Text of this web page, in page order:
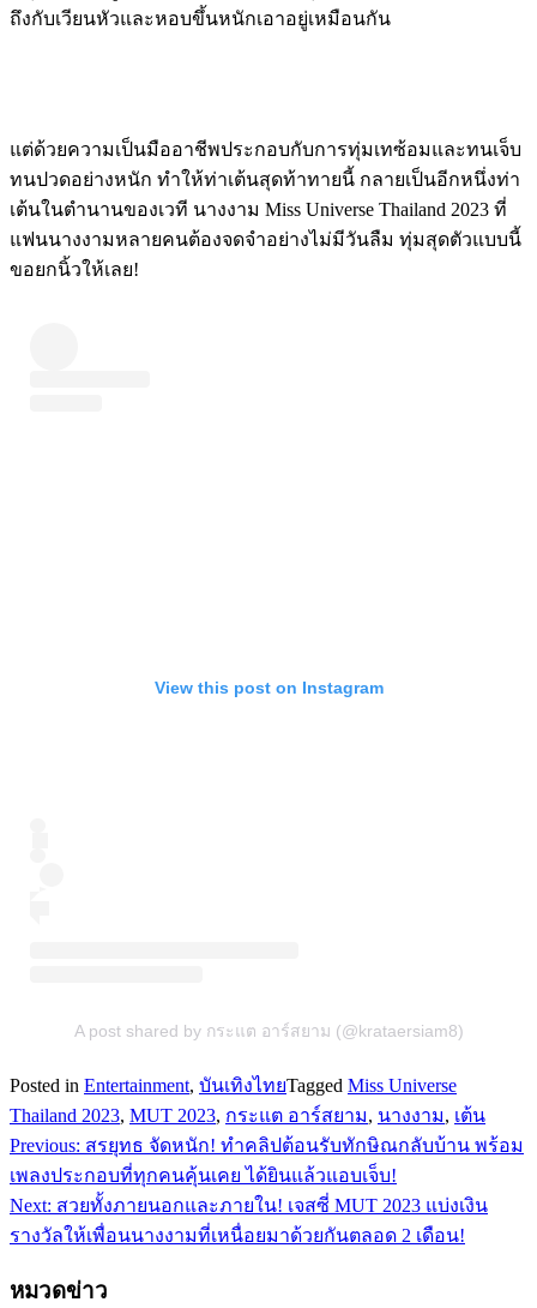
ถึงกับเวียนหัวและหอบขึ้นหนักเอาอยู่เหมือนกัน
แต่ด้วยความเป็นมืออาชีพประกอบกับการทุ่มเทซ้อมและทนเจ็บ
ทนปวดอย่างหนัก ทำให้ท่าเต้นสุดท้าทายนี้ กลายเป็นอีกหนึ่งท่า
เต้นในตำนานของเวที นางงาม Miss Universe Thailand 2023 ที่
แฟนนางงามหลายคนต้องจดจำอย่างไม่มีวันลืม ทุ่มสุดตัวแบบนี้
ขอยกนิ้วให้เลย!
View this post on Instagram
A post shared by กระแต อาร์สยาม (@krataersiam8)
Posted in Entertainment, บันเทิงไทยTagged Miss Universe
Thailand 2023, MUT 2023, กระแต อาร์สยาม, นางงาม, เต้น
แนะแนว
เรื่อง
Previous: สรยุทธ จัดหนัก! ทำคลิปต้อนรับทักษิณกลับบ้าน พร้อม
เพลงประกอบที่ทุกคนคุ้นเคย ได้ยินแล้วแอบเจ็บ!
Next: สวยทั้งภายนอกและภายใน! เจสซี่ MUT 2023 แบ่งเงิน
รางวัลให้เพื่อนนางงามที่เหนื่อยมาด้วยกันตลอด 2 เดือน!
หมวดข่าว